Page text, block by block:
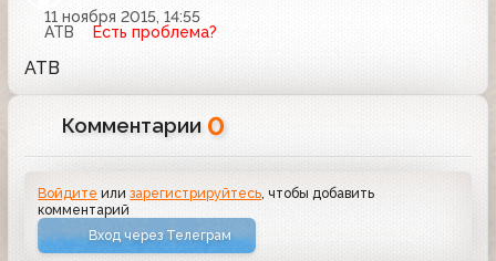
11 ноября 2015, 14:55
АТВ
Есть проблема?
АТВ
Комментарии 0
Войдите илизарегистрируйтесь , чтобы добавить
комментарий
Вход через Телеграм